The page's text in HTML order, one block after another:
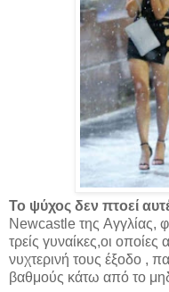
Το ψύχος δεν πτοεί
Newcastle της Aγγλίας,
τρείς γυναίκες,οι
νυχτερινή τους έξοδο ,
βαθμούς κάτω από το